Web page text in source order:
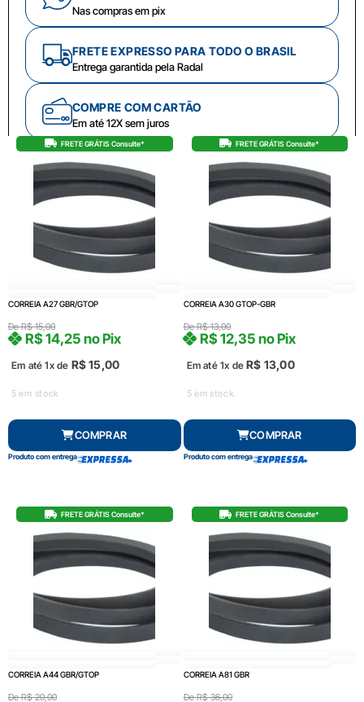
Nas compras em pix
FRETE EXPRESSO PARA TODO O BRASIL
Entrega garantida pela Radal
COMPRE COM CARTÃO
Em até 12X sem juros
FRETE GRÁTIS Consulte*
CORREIA A27 GBR/GTOP
DeR$15,00
Em até 1x de R$15,00
R$14,25 no Pix
5 em stock
COMPRAR
Produto com entrega
FRETE GRÁTIS Consulte*
CORREIA A30 GTOP-GBR
DeR$13,00
Em até 1x de R$ 13,00
R$12,35 no Pix
5 em stock
COMPRAR
Produto com entrega
FRETE GRÁTIS Consulte*
CORREIA A44 GBR/GTOP
DeR$20,00
FRETE GRÁTIS Consulte*
CORREIA A81 GBR
DeR$36,00